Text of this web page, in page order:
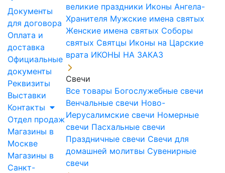
Документы
для договора
Оплата и
доставка
Официальные
документы
Реквизиты
Выставки
Контакты
Отдел продаж
Магазины в
Москве
Магазины в
Санкт-
великие праздники Иконы Ангела-
Хранителя Мужские имена святых
Женские имена святых Соборы
святых Святцы Иконы на Царские
врата ИКОНЫ НА ЗАКАЗ
Свечи
Все товары Богослужебные свечи
Венчальные свечи Ново-
Иерусалимские свечи Номерные
свечи Пасхальные свечи
Праздничные свечи Свечи для
домашней молитвы Сувенирные
свечи